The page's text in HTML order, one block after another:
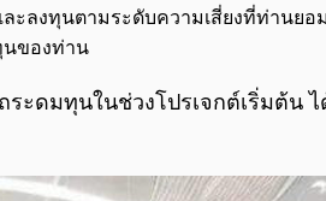
ลงทุนตามระดับความเสี่ยงที่ท่านยอม
นของท่าน
ระดมทุนในช่วงโปรเจกต์เริ่มต้น